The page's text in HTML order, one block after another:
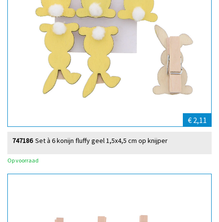
€ 2,11
Set à 6 konijn fluffy geel 1,5x4,5 cm op knijper
747186
Op voorraad